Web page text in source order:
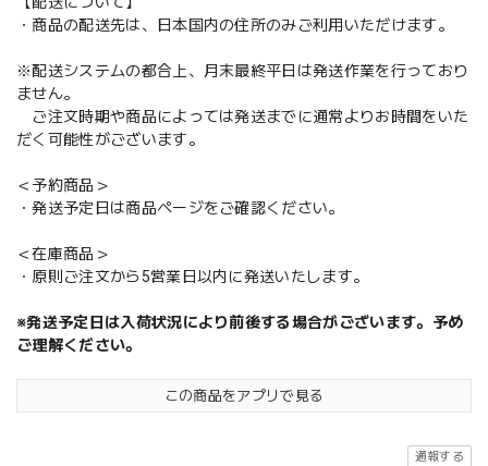
・商品の配送先は、日本国内の住所のみご利用いただけます。
※配送システムの都合上、月末最終平日は発送作業を行っており
ません。
ご注文時期や商品によっては発送までに通常よりお時間をいた
だく可能性がございます。
＜予約商品＞
・発送予定日は商品ページをご確認ください。
＜在庫商品＞
・原則ご注文から5営業日以内に発送いたします。
※発送予定日は入荷状況により前後する場合がございます。予め
ご理解ください。
この商品をアプリで見る
通報する